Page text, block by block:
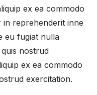
ex ea commodo
reprehenderit inne
eu fugiat nulla
nostrud
ex ea commodo
exercitation.